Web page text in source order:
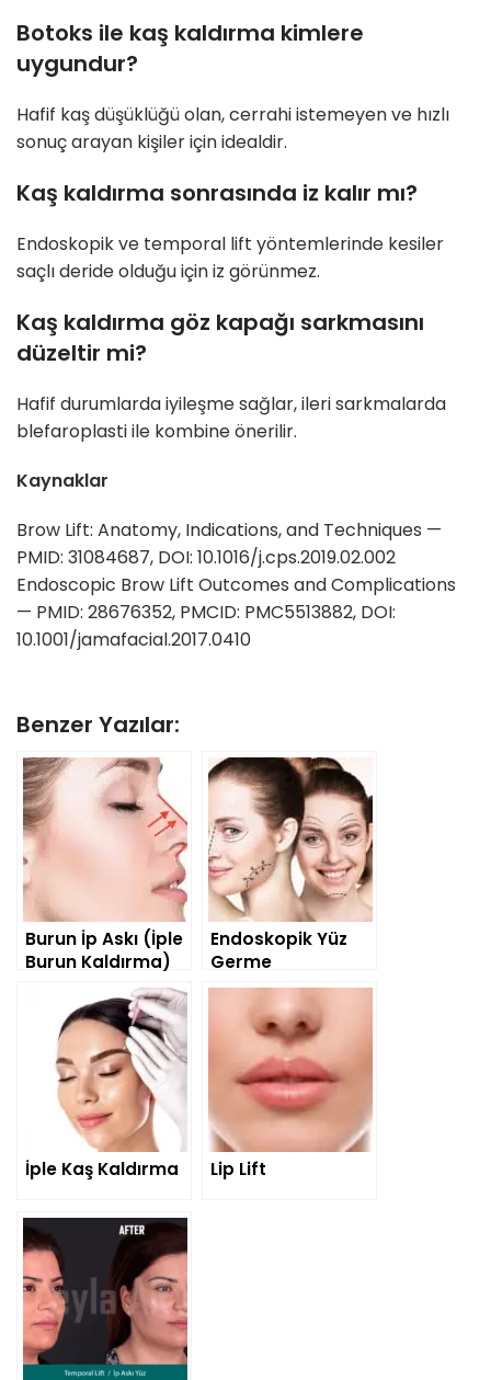
Botoks ile kaş kaldırma kimlere
uygundur?
Hafif kaş düşüklüğü olan, cerrahi istemeyen ve hızlı
sonuç arayan kişiler için idealdir.
Kaş kaldırma sonrasında iz kalır mı?
Endoskopik ve temporal lift yöntemlerinde kesiler
saçlı deride olduğu için iz görünmez.
Kaş kaldırma göz kapağı sarkmasını
düzeltir mi?
Hafif durumlarda iyileşme sağlar, ileri sarkmalarda
blefaroplasti ile kombine önerilir.
Kaynaklar
Brow Lift: Anatomy, Indications, and Techniques —
PMID: 31084687, DOI: 10.1016/j.cps.2019.02.002
Endoscopic Brow Lift Outcomes and Complications
— PMID: 28676352, PMCID: PMC5513882, DOI:
10.1001/jamafacial.2017.0410
Benzer Yazılar:
Burun İp Askı (İple
Burun Kaldırma)
Endoskopik Yüz
Germe
İple Kaş Kaldırma Lip Lift